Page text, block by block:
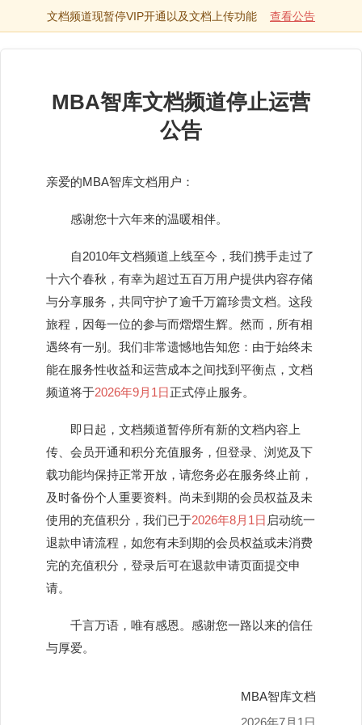
文档频道现暂停VIP开通以及文档上传功能 查看公告
MBA智库文档频道停止运营
公告
亲爱的MBA智库文档用户：
感谢您十六年来的温暖相伴。
自2010年文档频道上线至今，我们携手走过了
十六个春秋，有幸为超过五百万用户提供内容存储
与分享服务，共同守护了逾千万篇珍贵文档。这段
旅程，因每一位的参与而熠熠生辉。然而，所有相
遇终有一别。我们非常遗憾地告知您：由于始终未
能在服务性收益和运营成本之间找到平衡点，文档
频道将于2026年9月1日正式停止服务。
即日起，文档频道暂停所有新的文档内容上
传、会员开通和积分充值服务，但登录、浏览及下
载功能均保持正常开放，请您务必在服务终止前，
及时备份个人重要资料。尚未到期的会员权益及未
使用的充值积分，我们已于2026年8月1日 启动统一
退款申请流程，如您有未到期的会员权益或未消费
完的充值积分，登录后可在退款申请页面提交申
请。
千言万语，唯有感恩。感谢您一路以来的信任
与厚爱。
MBA智库文档
2026年7月1日